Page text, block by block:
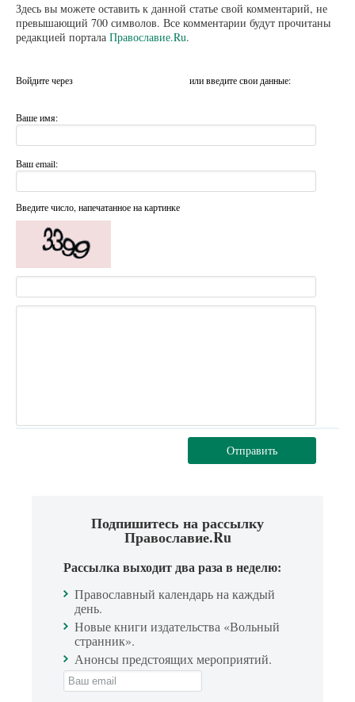
Здесь вы можете оставить к данной статье свой комментарий, не
превышающий 700 символов. Все комментарии будут прочитаны
редакцией портала Православие.Ru.
Войдите через или введите свои данные:
Ваше имя:
Ваш email:
Введите число, напечатанное на картинке
Отправить
Подпишитесь на рассылку
Православие.Ru
Рассылка выходит два раза в неделю:
Православный календарь на каждый
день.
Новые книги издательства «Вольный
странник».
Анонсы предстоящих мероприятий.